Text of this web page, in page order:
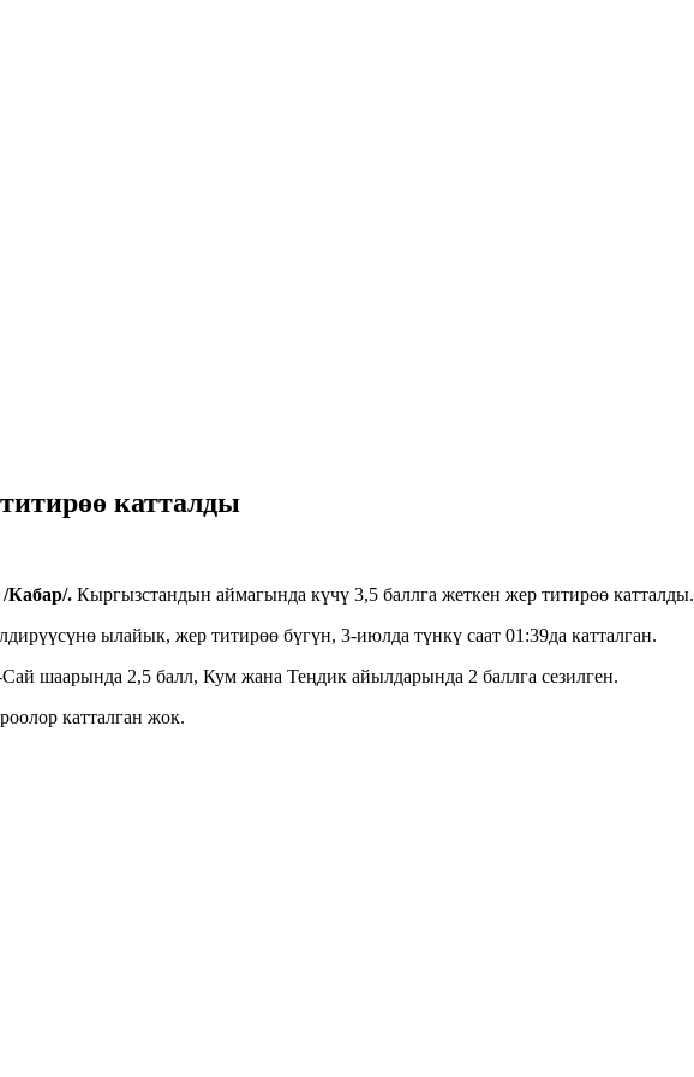
катталды
Кабар/. Кыргызстандын аймагында күчү 3,5 баллга жеткен жер титирөө катталды.
ылайык, жер титирөө бүгүн, 3-июлда түнкү саат 01:39да катталган.
шаарында 2,5 балл, Кум жана Теңдик айылдарында 2 баллга сезилген.
катталган жок.